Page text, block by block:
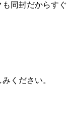
同封だからすぐ
ください。